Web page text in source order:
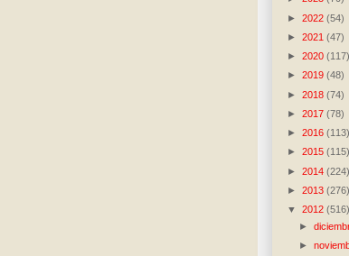
► 2022 (54)
► 2021 (47)
► 2020 (117)
► 2019 (48)
► 2018 (74)
► 2017 (78)
► 2016 (113)
► 2015 (115)
► 2014 (224)
► 2013 (276)
▼ 2012 (516)
►
►